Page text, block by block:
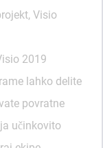
Visio
2019
lahko delite
povratne
učinkovito